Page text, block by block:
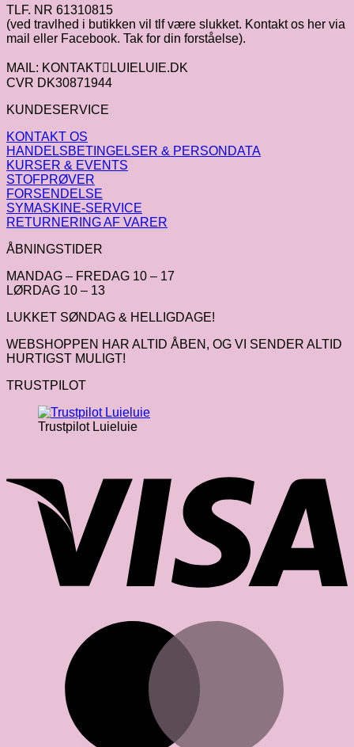
TLF. NR 61310815
(ved travlhed i butikken vil tlf være slukket. Kontakt os her via
mail eller Facebook. Tak for din forståelse).
MAIL: KONTAKTLUIELUIE.DK
CVR DK30871944
KUNDESERVICE
KONTAKT OS
HANDELSBETINGELSER & PERSONDATA
KURSER & EVENTS
STOFPRØVER
FORSENDELSE
SYMASKINE-SERVICE
RETURNERING AF VARER
ÅBNINGSTIDER
MANDAG – FREDAG 10 – 17
LØRDAG 10 – 13
LUKKET SØNDAG & HELLIGDAGE!
WEBSHOPPEN HAR ALTID ÅBEN, OG VI SENDER ALTID
HURTIGST MULIGT!
TRUSTPILOT
Trustpilot Luieluie